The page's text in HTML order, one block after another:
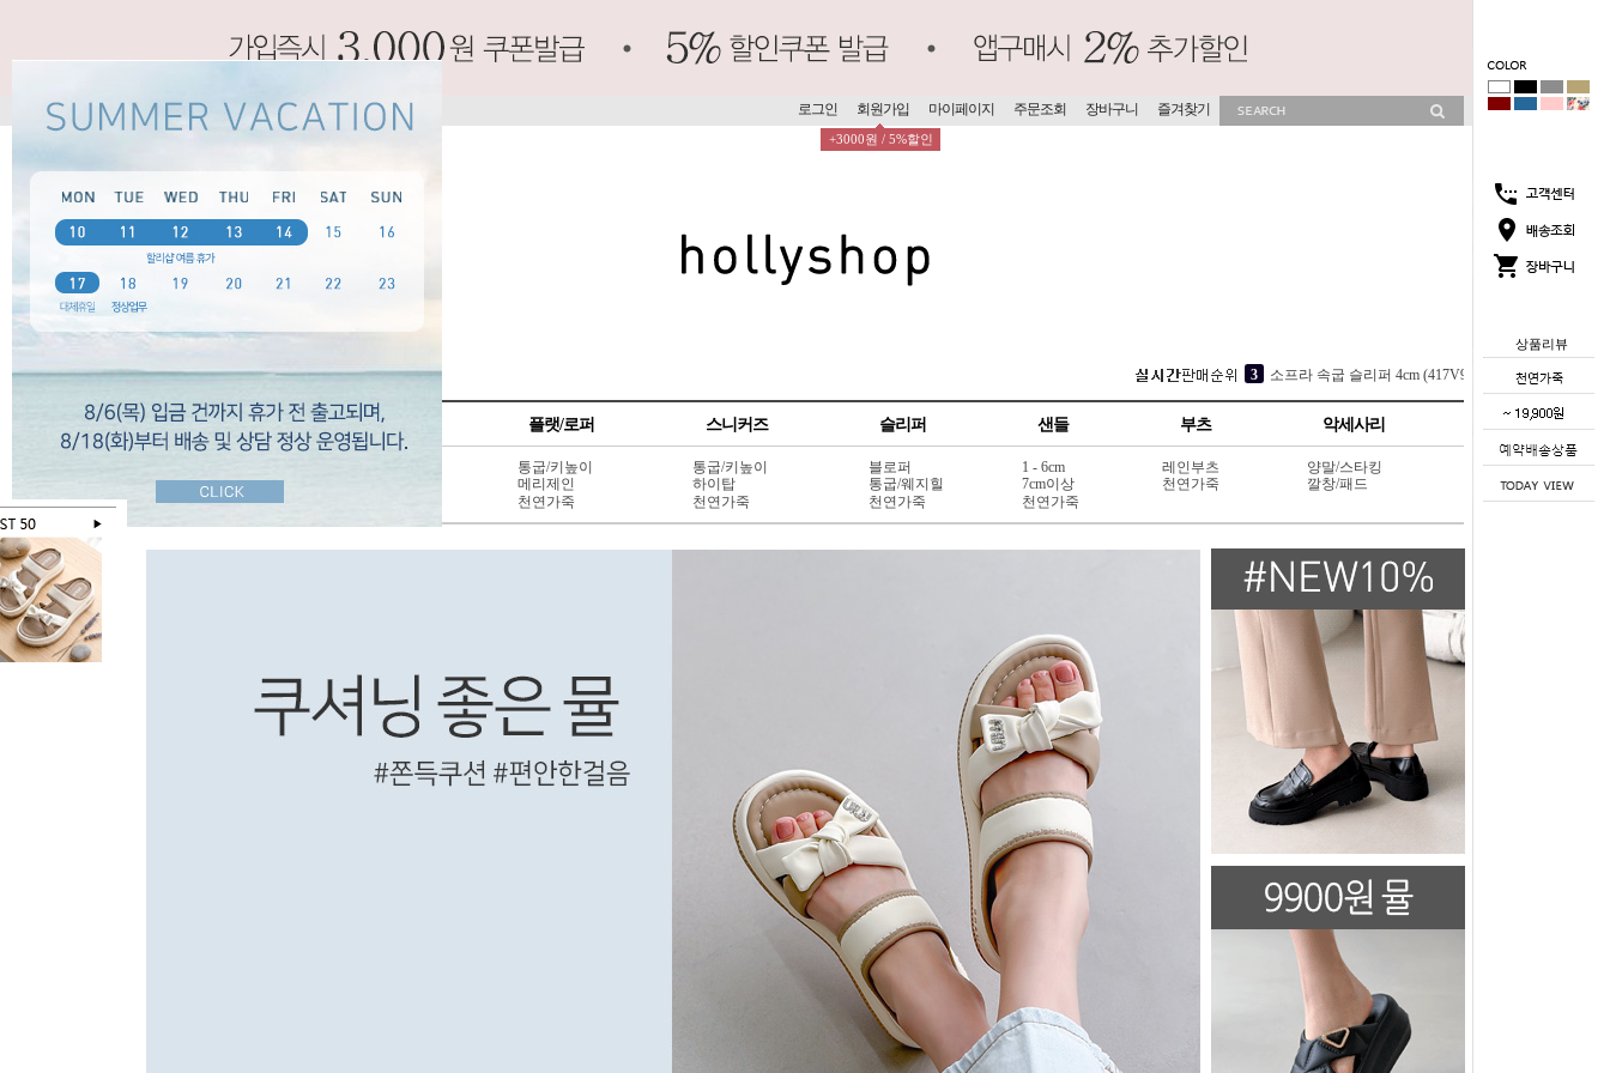
상품리뷰
로그인 회원가입
+3000원 / 5%할인
마이페이지 주문조회 장바구니 즐겨찾기
5 [OMPHALOS] 쿠션 슬리퍼 5cm (312V3)
2 뮤이즈 히든굽 슬리퍼 4cm (702V13)
소프라 속굽 슬리퍼 4cm (417V9)
SPECIAL 펌프스 플랫/로퍼 스니커즈 슬리퍼 샌들 부츠 악세사리
BEST 50
SALE
통굽/키높이
메리제인
천연가죽
통굽/키높이
하이탑
천연가죽
블로퍼
통굽/웨지힐
천연가죽
1 - 6cm
7cm이상
천연가죽
레인부츠
천연가죽
양말/스타킹
깔창/패드